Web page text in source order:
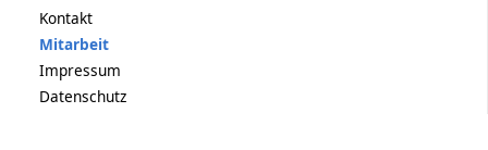
Suchbegriffe
Navigation überspringen
Kontakt
Mitarbeit
Impressum
Datenschutz